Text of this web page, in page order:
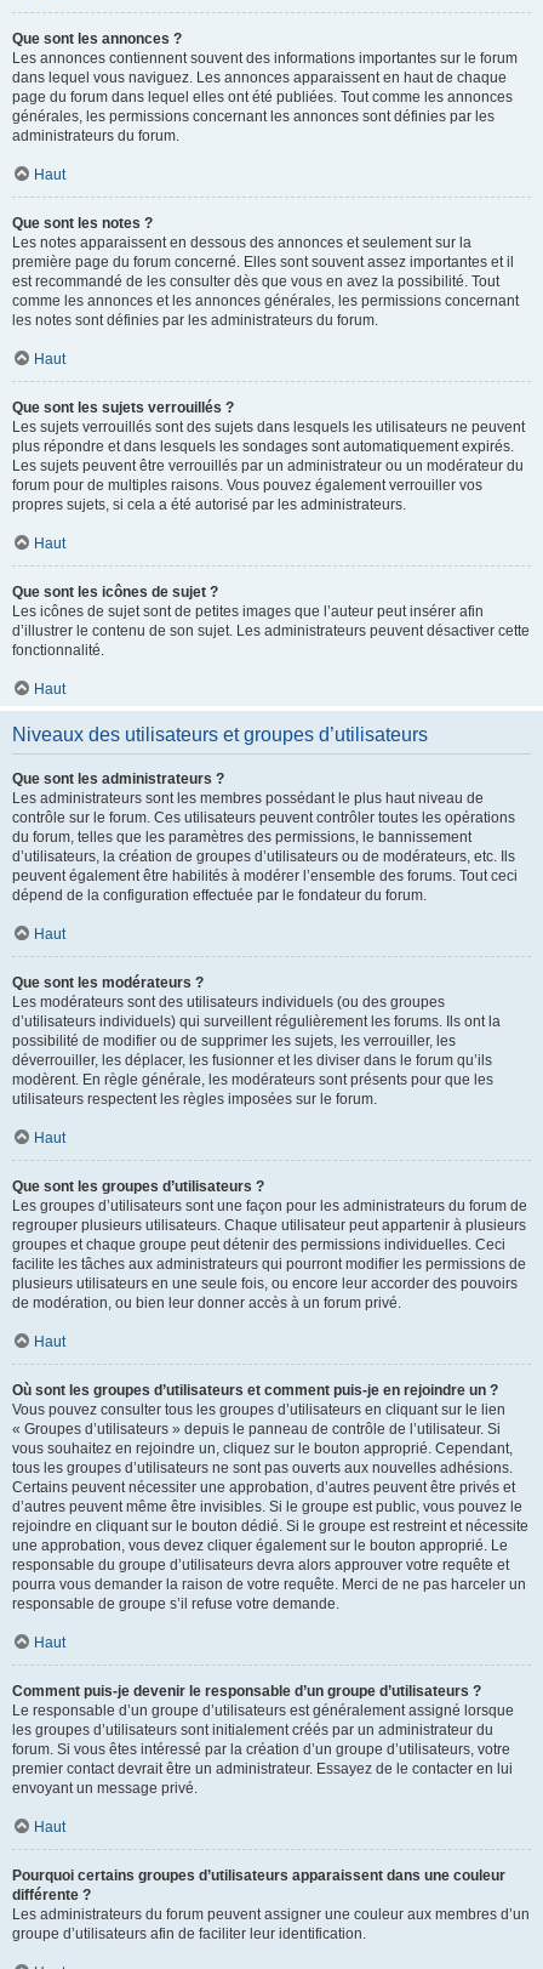
Que sont les annonces ?
Les annonces contiennent souvent des informations importantes sur le forum
dans lequel vous naviguez. Les annonces apparaissent en haut de chaque
page du forum dans lequel elles ont été publiées. Tout comme les annonces
générales, les permissions concernant les annonces sont définies par les
administrateurs du forum.
Haut
Que sont les notes ?
Les notes apparaissent en dessous des annonces et seulement sur la
première page du forum concerné. Elles sont souvent assez importantes et il
est recommandé de les consulter dès que vous en avez la possibilité. Tout
comme les annonces et les annonces générales, les permissions concernant
les notes sont définies par les administrateurs du forum.
Haut
Que sont les sujets verrouillés ?
Les sujets verrouillés sont des sujets dans lesquels les utilisateurs ne peuvent
plus répondre et dans lesquels les sondages sont automatiquement expirés.
Les sujets peuvent être verrouillés par un administrateur ou un modérateur du
forum pour de multiples raisons. Vous pouvez également verrouiller vos
propres sujets, si cela a été autorisé par les administrateurs.
Haut
Que sont les icônes de sujet ?
Les icônes de sujet sont de petites images que l’auteur peut insérer afin
d’illustrer le contenu de son sujet. Les administrateurs peuvent désactiver cette
fonctionnalité.
Haut
Niveaux des utilisateurs et groupes d’utilisateurs
Que sont les administrateurs ?
Les administrateurs sont les membres possédant le plus haut niveau de
contrôle sur le forum. Ces utilisateurs peuvent contrôler toutes les opérations
du forum, telles que les paramètres des permissions, le bannissement
d’utilisateurs, la création de groupes d’utilisateurs ou de modérateurs, etc. Ils
peuvent également être habilités à modérer l’ensemble des forums. Tout ceci
dépend de la configuration effectuée par le fondateur du forum.
Haut
Que sont les modérateurs ?
Les modérateurs sont des utilisateurs individuels (ou des groupes
d’utilisateurs individuels) qui surveillent régulièrement les forums. Ils ont la
possibilité de modifier ou de supprimer les sujets, les verrouiller, les
déverrouiller, les déplacer, les fusionner et les diviser dans le forum qu’ils
modèrent. En règle générale, les modérateurs sont présents pour que les
utilisateurs respectent les règles imposées sur le forum.
Haut
Que sont les groupes d’utilisateurs ?
Les groupes d’utilisateurs sont une façon pour les administrateurs du forum de
regrouper plusieurs utilisateurs. Chaque utilisateur peut appartenir à plusieurs
groupes et chaque groupe peut détenir des permissions individuelles. Ceci
facilite les tâches aux administrateurs qui pourront modifier les permissions de
plusieurs utilisateurs en une seule fois, ou encore leur accorder des pouvoirs
de modération, ou bien leur donner accès à un forum privé.
Haut
Où sont les groupes d’utilisateurs et comment puis-je en rejoindre un ?
Vous pouvez consulter tous les groupes d’utilisateurs en cliquant sur le lien
« Groupes d’utilisateurs » depuis le panneau de contrôle de l’utilisateur. Si
vous souhaitez en rejoindre un, cliquez sur le bouton approprié. Cependant,
tous les groupes d’utilisateurs ne sont pas ouverts aux nouvelles adhésions.
Certains peuvent nécessiter une approbation, d’autres peuvent être privés et
d’autres peuvent même être invisibles. Si le groupe est public, vous pouvez le
rejoindre en cliquant sur le bouton dédié. Si le groupe est restreint et nécessite
une approbation, vous devez cliquer également sur le bouton approprié. Le
responsable du groupe d’utilisateurs devra alors approuver votre requête et
pourra vous demander la raison de votre requête. Merci de ne pas harceler un
responsable de groupe s’il refuse votre demande.
Haut
Comment puis-je devenir le responsable d’un groupe d’utilisateurs ?
Le responsable d’un groupe d’utilisateurs est généralement assigné lorsque
les groupes d’utilisateurs sont initialement créés par un administrateur du
forum. Si vous êtes intéressé par la création d’un groupe d’utilisateurs, votre
premier contact devrait être un administrateur. Essayez de le contacter en lui
envoyant un message privé.
Haut
Pourquoi certains groupes d’utilisateurs apparaissent dans une couleur
différente ?
Les administrateurs du forum peuvent assigner une couleur aux membres d’un
groupe d’utilisateurs afin de faciliter leur identification.